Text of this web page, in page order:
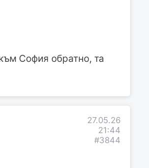
София обратно, та
27.05.26
21:44
#3844